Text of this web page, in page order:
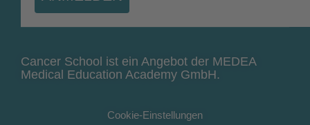
Cancer School ist ein Angebot der MEDEA
Medical Education Academy GmbH.
Cookie-Einstellungen